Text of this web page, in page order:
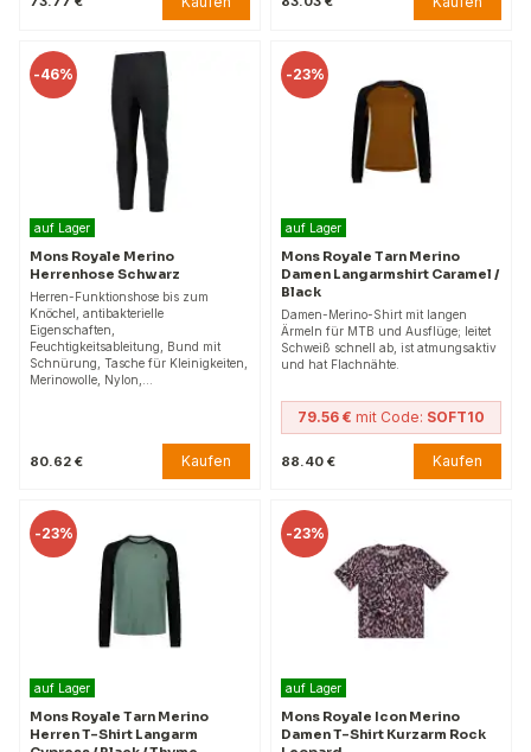
-46%
auf Lager
Mons Royale Merino
Herrenhose Schwarz
Herren-Funktionshose bis zum
Knöchel, antibakterielle
Eigenschaften,
Feuchtigkeitsableitung, Bund mit
Schnürung, Tasche für Kleinigkeiten,
Merinowolle, Nylon,…
80.62 € Kaufen
-23%
auf Lager
Mons Royale Tarn Merino
Damen Langarmshirt Caramel /
Black
Damen-Merino-Shirt mit langen
Ärmeln für MTB und Ausflüge; leitet
Schweiß schnell ab, ist atmungsaktiv
und hat Flachnähte.
79.56 € mit Code: SOFT10
88.40 € Kaufen
-23%
auf Lager
Mons Royale Tarn Merino
Herren T-Shirt Langarm
-23%
auf Lager
Mons Royale Icon Merino
Damen T-Shirt Kurzarm Rock